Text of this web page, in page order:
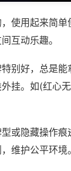
使用起来简单
互动乐趣。
别好，总是
挂。如(红心
或隐藏操作痕
维护公平环境。